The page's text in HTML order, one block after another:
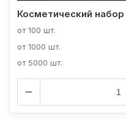
Косметический набор
от 100 шт.
от 1000 шт.
от 5000 шт.